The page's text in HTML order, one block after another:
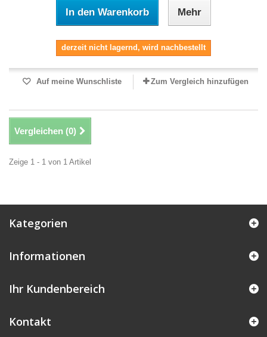
In den Warenkorb Mehr
derzeit nicht lagernd, wird nachbestellt
Auf meine Wunschliste Zum Vergleich hinzufügen
Vergleichen (0)
Zeige 1 - 1 von 1 Artikel
Kategorien
Informationen
Ihr Kundenbereich
Kontakt